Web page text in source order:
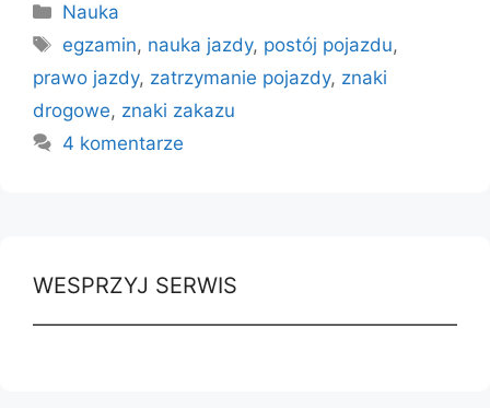
Kategorie
Nauka
Tagi
egzamin, nauka jazdy, postój pojazdu,
prawo jazdy, zatrzymanie pojazdy, znaki
drogowe, znaki zakazu
4 komentarze
WESPRZYJ SERWIS